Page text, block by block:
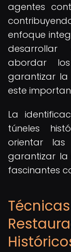
agentes
enfoque
desarrollar
abordar
garantizar
este
La
túneles
orientar
garantizar la
fascinantes